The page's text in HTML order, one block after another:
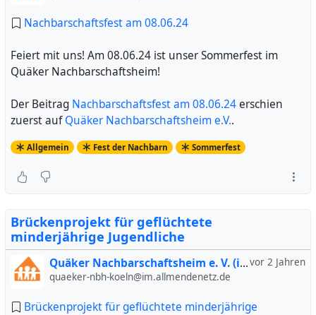
Nachbarschaftsfest am 08.06.24
Feiert mit uns! Am 08.06.24 ist unser Sommerfest im
Quäker Nachbarschaftsheim!
Der Beitrag Nachbarschaftsfest am 08.06.24erschien
zuerst aufQuäker Nachbarschaftsheim e.V..
Allgemein Fest der Nachbarn Sommerfest
Brückenprojekt für geflüchtete
minderjährige Jugendliche
vor 2 Jahren
Quäker Nachbarschaftsheim e. V. (inoffiziell)
quaeker-nbh-koeln@im.allmendenetz.de
Brückenprojekt für geflüchtete minderjährige